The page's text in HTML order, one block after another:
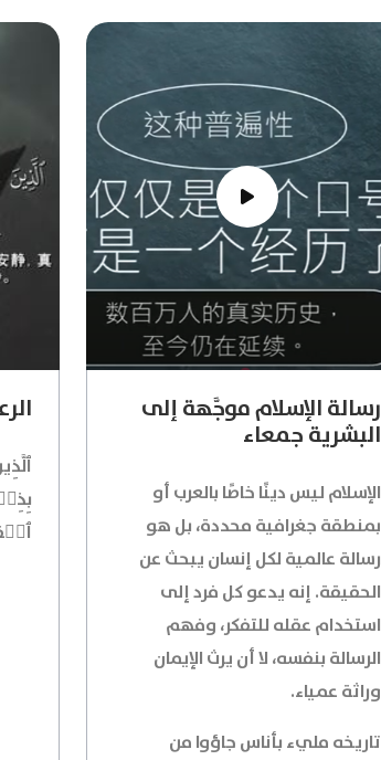
رسالة الإسلام موجَّهة إلى
البشرية جمعاء
الإسلام ليس دينًا خاصًا بالعرب أو
بمنطقة جغرافية محددة، بل هو
رسالة عالمية لكل إنسان يبحث عن
الحقيقة. إنه يدعو كل فرد إلى
استخدام عقله للتفكر، وفهم
الرسالة بنفسه، لا أن يرث الإيمان
وراثة عمياء.
تاريخه مليء بأناس جاؤوا من